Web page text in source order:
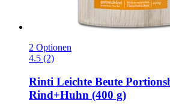
2 Optionen
4.5 (2)
Rinti Leichte Beute
Rind+Huhn (400 g)